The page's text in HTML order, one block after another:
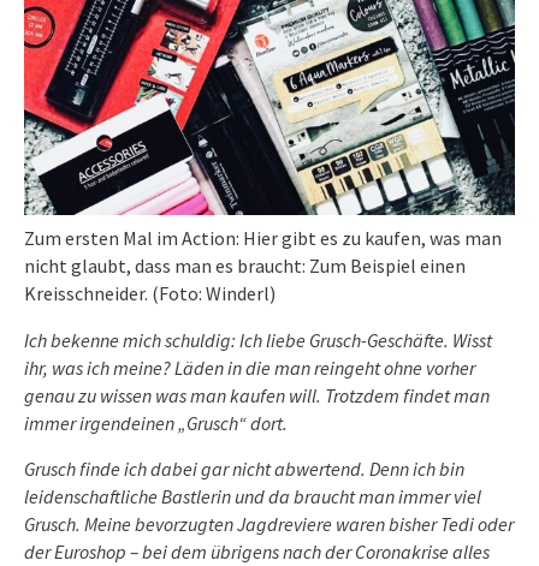
Zum ersten Mal im Action: Hier gibt es zu kaufen, was man
nicht glaubt, dass man es braucht: Zum Beispiel einen
Kreisschneider. (Foto: Winderl)
Ich bekenne mich schuldig: Ich liebe Grusch-Geschäfte. Wisst
ihr, was ich meine? Läden in die man reingeht ohne vorher
genau zu wissen was man kaufen will. Trotzdem findet man
immer irgendeinen „Grusch“ dort.
Grusch finde ich dabei gar nicht abwertend. Denn ich bin
leidenschaftliche Bastlerin und da braucht man immer viel
Grusch. Meine bevorzugten Jagdreviere waren bisher Tedi oder
der Euroshop – bei dem übrigens nach der Coronakrise alles